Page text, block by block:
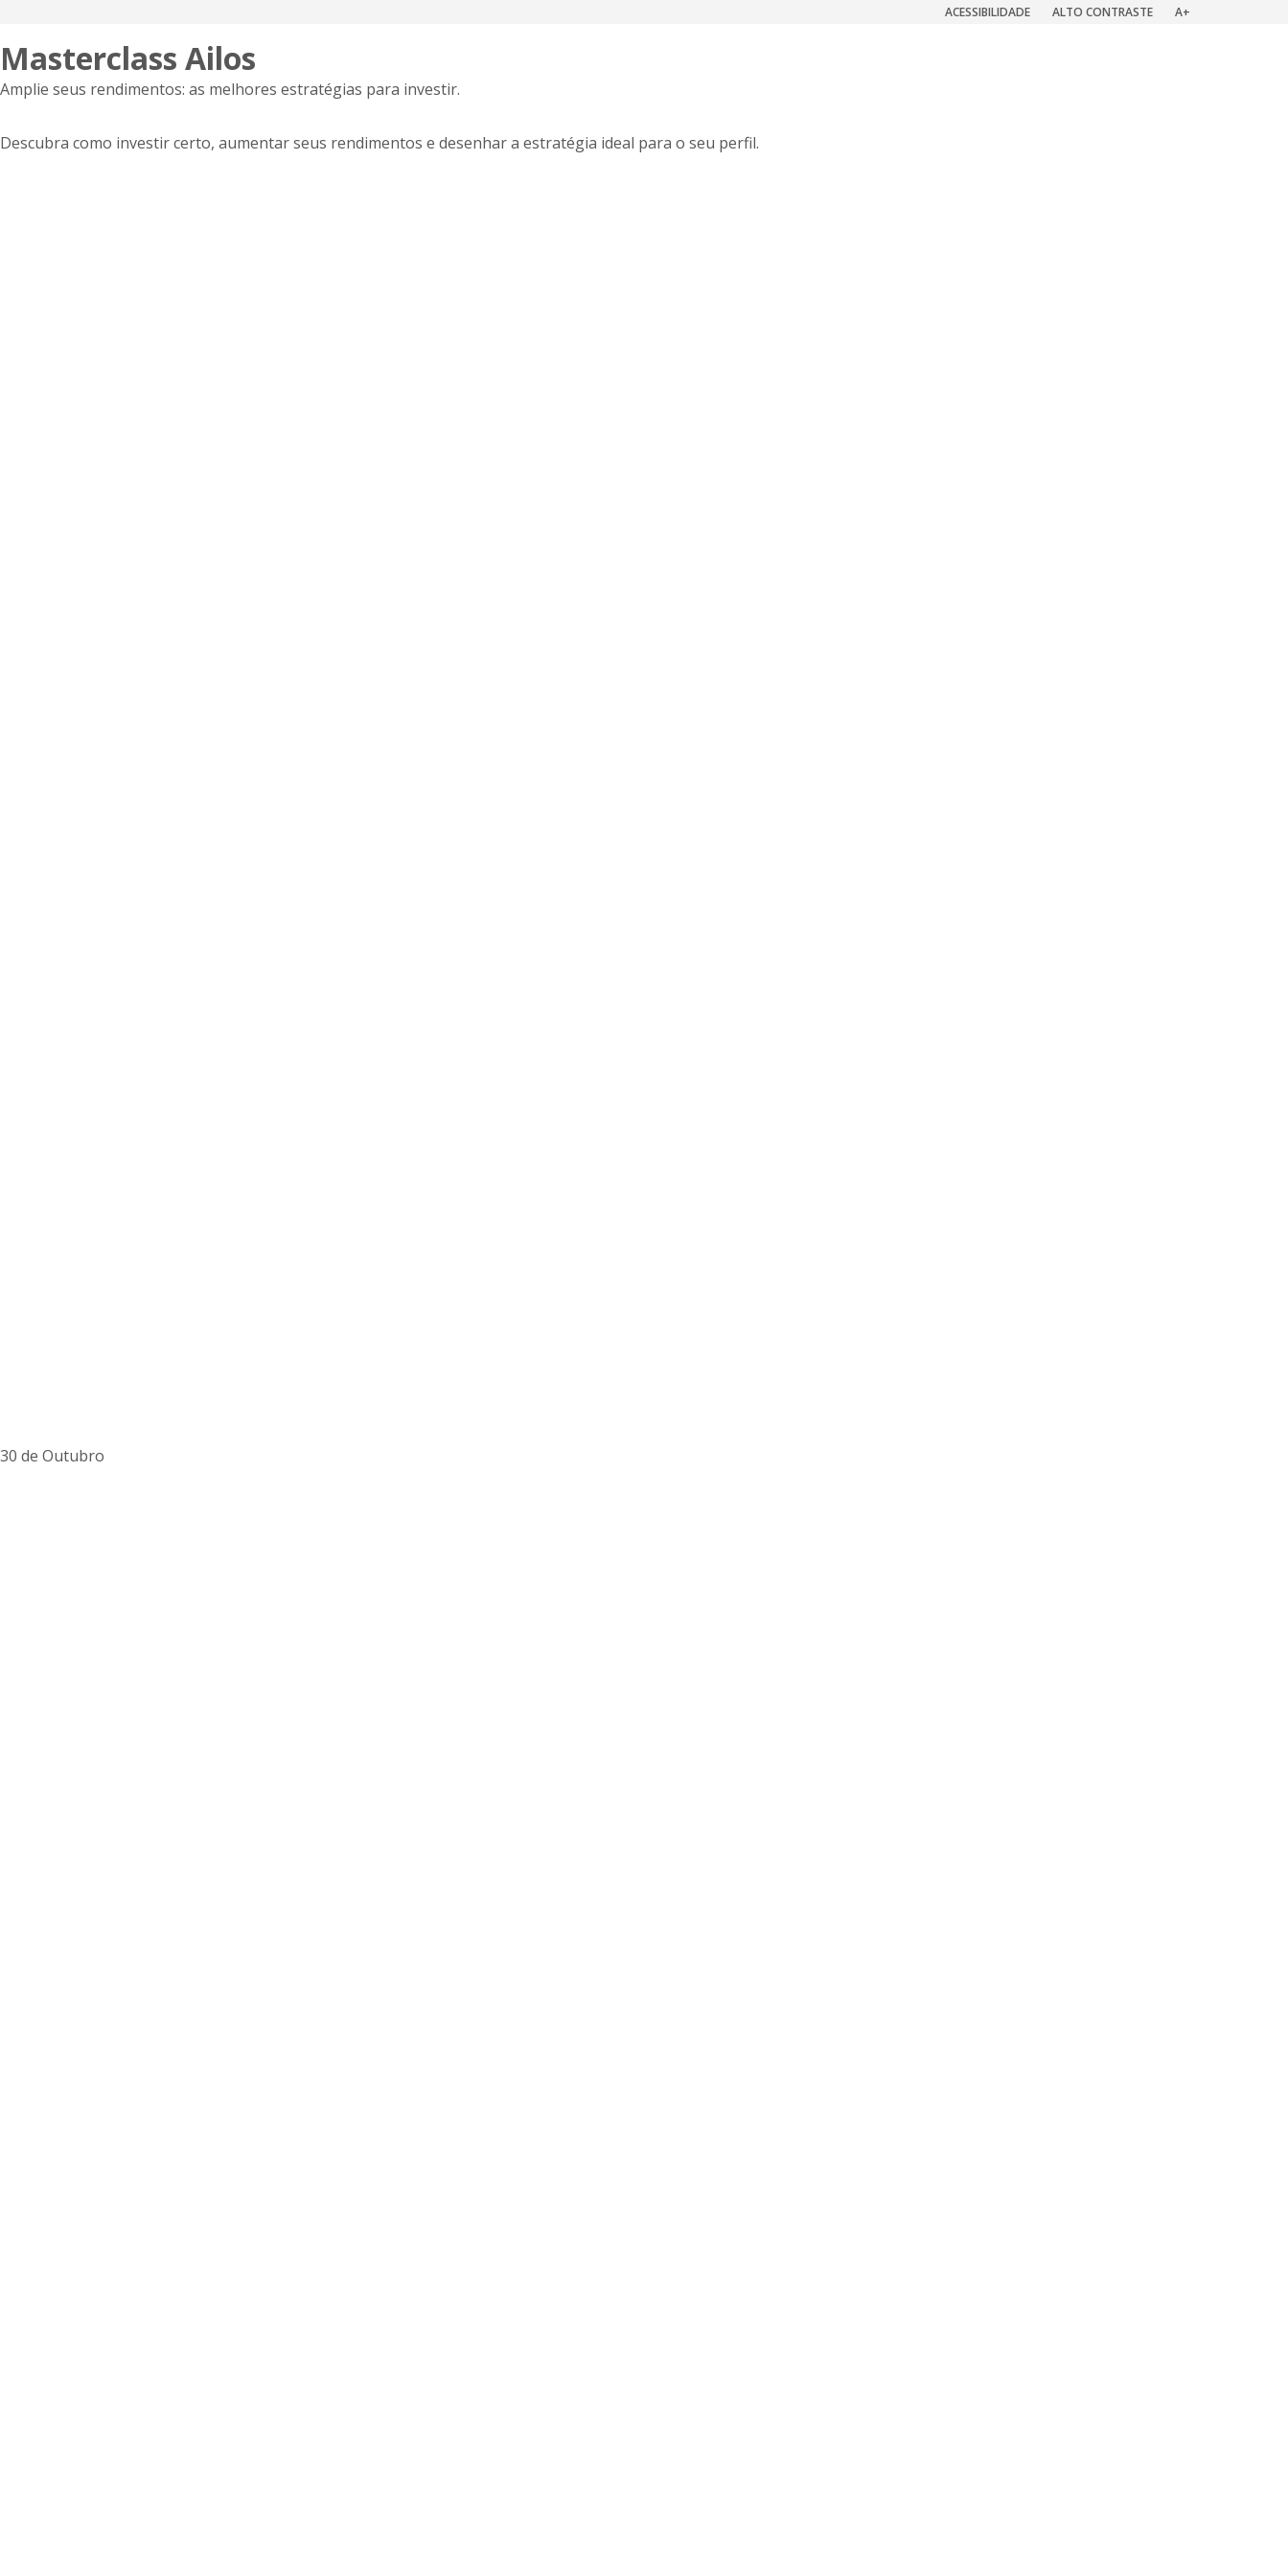
ACESSIBILIDADE ALTO CONTRASTE A+
Masterclass Ailos
Amplie seus rendimentos: as melhores estratégias para investir.
Descubra como investir certo, aumentar seus rendimentos e desenhar a estratégia ideal para o seu perfil.
30 de Outubro